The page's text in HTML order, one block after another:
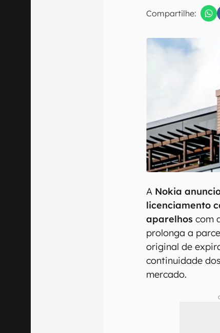
Compartilhe:
Confirmo
A Nokia
licenciamento
aparelhos com
prolonga a
original de
continuidade
mercado.